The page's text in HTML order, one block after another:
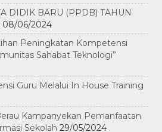
DIDIK BARU (PPDB) TAHUN
08/06/2024
Peningkatan Kompetensi
Sahabat Teknologi”
Guru Melalui In House Training
Kampanyekan Pemanfaatan
Sekolah 29/05/2024